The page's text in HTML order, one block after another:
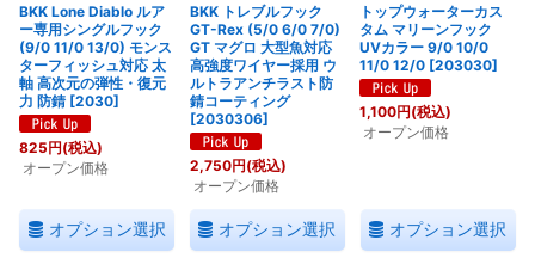
BKK Lone Diablo ルア
ー専用シングルフック
(9/0 11/0 13/0) モンス
ターフィッシュ対応 太
軸 高次元の弾性・復元
力 防錆 [2030]
825円(税込)
オープン価格
オプション選択
BKK トレブルフック
GT-Rex (5/0 6/0 7/0)
GT マグロ 大型魚対応
高強度ワイヤー採用 ウ
ルトラアンチラスト防
錆コーティング
[2030306]
2,750円(税込)
オープン価格
オプション選択
トップウォーターカス
タム マリーンフック
UVカラー 9/0 10/0
11/0 12/0 [203030]
1,100円(税込)
オープン価格
オプション選択